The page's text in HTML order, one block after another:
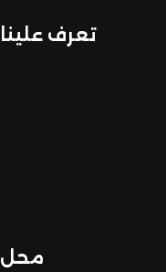
تعرف علينا
محل